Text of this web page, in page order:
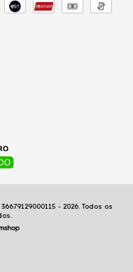
- 2026. Todos os